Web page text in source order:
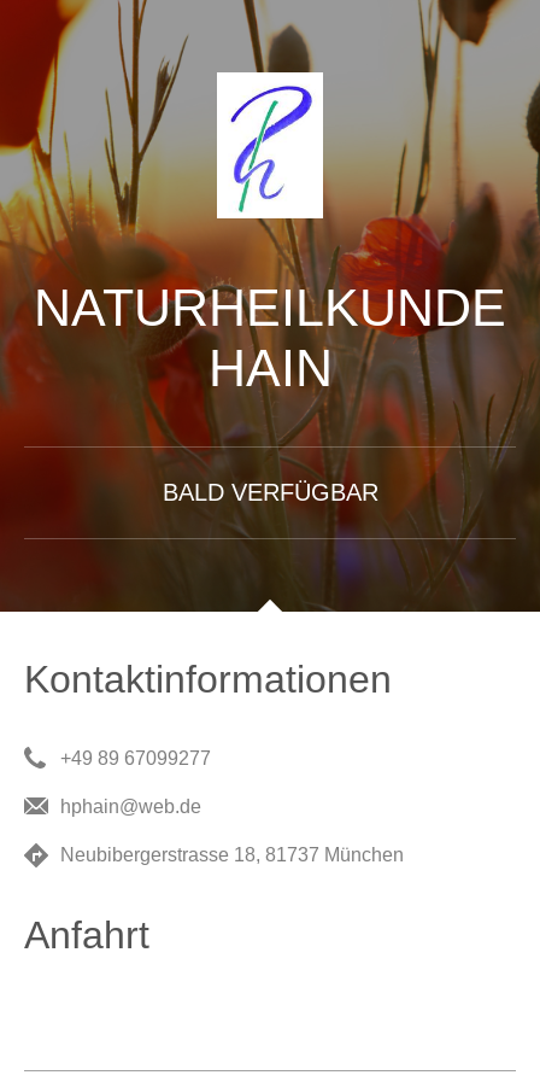
NATURHEILKUNDE
HAIN
BALD VERFÜGBAR
Kontaktinformationen
+49 89 67099277
hphain@web.de
Neubibergerstrasse 18, 81737 München
Anfahrt